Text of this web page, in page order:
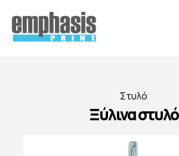
Στυλό
Ξύλινα στυλό